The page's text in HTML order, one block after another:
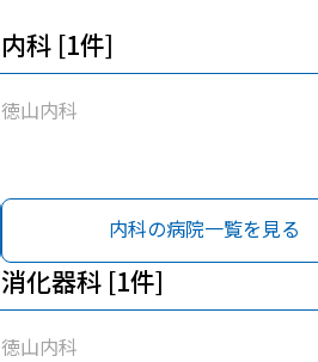
内科 [1件]
徳山内科
内科の病院一覧を見る
消化器科 [1件]
徳山内科